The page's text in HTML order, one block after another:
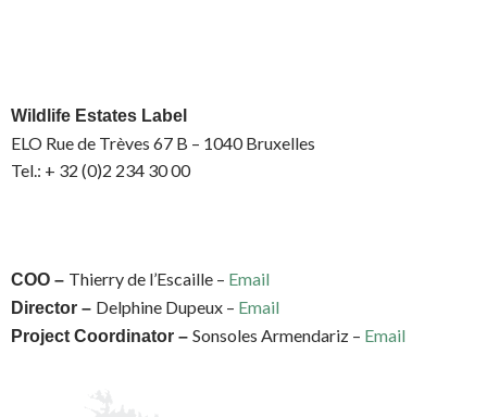
Wildlife Estates Label
ELO Rue de Trèves 67 B – 1040 Bruxelles
Tel.: + 32 (0)2 234 30 00
COO – Thierry de l’Escaille – Email
Director – Delphine Dupeux – Email
Project Coordinator – Sonsoles Armendariz – Email